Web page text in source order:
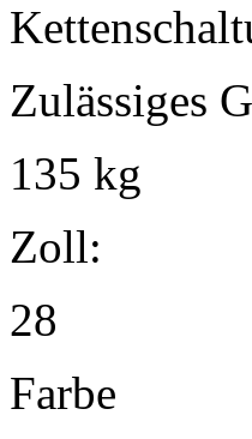
Zulässiges
135 kg
Zoll:
28
Farbe